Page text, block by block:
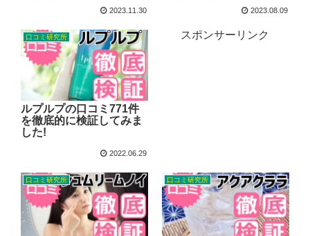
2023.11.30 2023.08.09
口コミ研究所
ルプルプの口コミ771件
を徹底的に検証してみま
した!
2022.06.29
スポンサーリンク
口コミ研究所 口コミ研究所